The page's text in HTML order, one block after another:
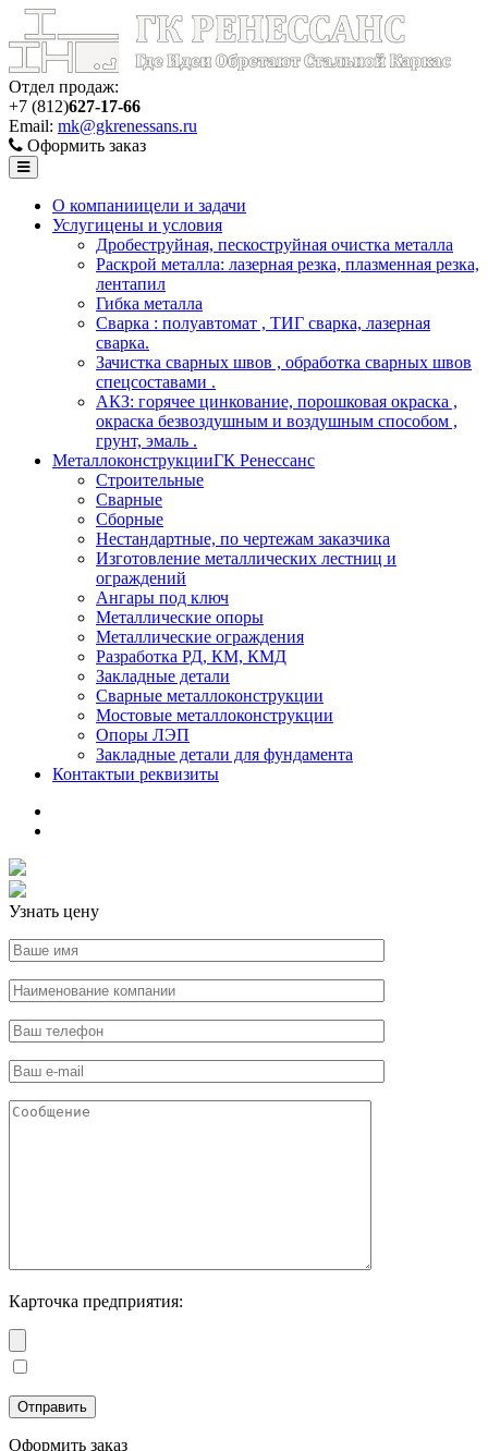
Отдел продаж:
+7 (812)627-17-66
Email: mk@gkrenessans.ru
Оформить заказ
О компаниицели и задачи
Услугицены и условия
Дробеструйная, пескоструйная очистка металла
Раскрой металла: лазерная резка, плазменная резка,
лентапил
Гибка металла
Сварка : полуавтомат , ТИГ сварка, лазерная
сварка.
Зачистка сварных швов , обработка сварных швов
спецсоставами .
АКЗ: горячее цинкование, порошковая окраска ,
окраска безвоздушным и воздушным способом ,
грунт, эмаль .
МеталлоконструкцииГК Ренессанс
Строительные
Сварные
Сборные
Нестандартные, по чертежам заказчика
Изготовление металлических лестниц и
ограждений
Ангары под ключ
Металлические опоры
Металлические ограждения
Разработка РД, КМ, КМД
Закладные детали
Сварные металлоконструкции
Мостовые металлоконструкции
Опоры ЛЭП
Закладные детали для фундамента
Контактыи реквизиты
Узнать цену
Карточка предприятия:
Оформить заказ